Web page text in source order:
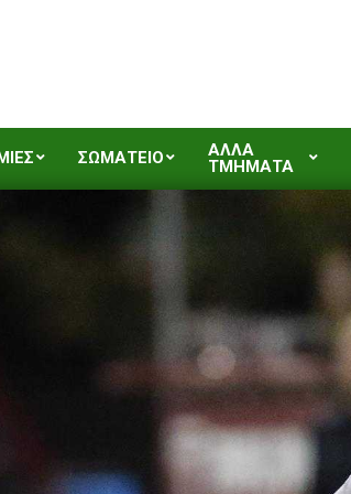
ΣΩΜΑΤΕΙΟ
ΑΛΛΑ
ΤΜΗΜΑΤΑ